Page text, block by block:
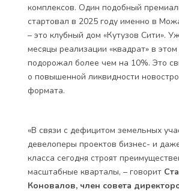
комплексов. Один подобный
стартовал в 2025 году именно в
– это клубный дом «Кутузов Сити».
месяцы реализации «квадрат» в
подорожал более чем на 10%. Это
о повышенной ликвидности
формата.
«В связи с дефицитом земельных
девелоперы проектов бизнес- и
класса сегодня строят
масштабные кварталы, – говорит
Коновалов, член совета